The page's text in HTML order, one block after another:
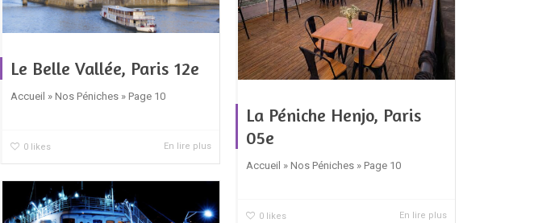
Le Belle Vallée, Paris 12e
Accueil » Nos Péniches » Page 10
0 likes En lire plus
La Péniche Henjo, Paris
05e
Accueil » Nos Péniches » Page 10
0 likes En lire plus